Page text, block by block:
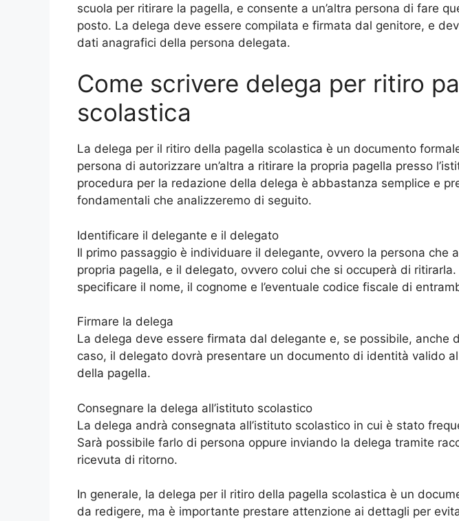
scuola per ritirare la pagella, e consente a un’altra persona di fare
posto. La delega deve essere compilata e firmata dal genitore, e
dati anagrafici della persona delegata.
Come scrivere delega per ritiro
scolastica
La delega per il ritiro della pagella scolastica è un documento
persona di autorizzare un’altra a ritirare la propria pagella presso
procedura per la redazione della delega è abbastanza semplice e
fondamentali che analizzeremo di seguito.
Identificare il delegante e il delegato
Il primo passaggio è individuare il delegante, ovvero la persona che
propria pagella, e il delegato, ovvero colui che si occuperà di
specificare il nome, il cognome e l’eventuale codice fiscale di
Firmare la delega
La delega deve essere firmata dal delegante e, se possibile, anche
caso, il delegato dovrà presentare un documento di identità valido
della pagella.
Consegnare la delega all’istituto scolastico
La delega andrà consegnata all’istituto scolastico in cui è stato
Sarà possibile farlo di persona oppure inviando la delega tramite
ricevuta di ritorno.
In generale, la delega per il ritiro della pagella scolastica è un
da redigere, ma è importante prestare attenzione ai dettagli per